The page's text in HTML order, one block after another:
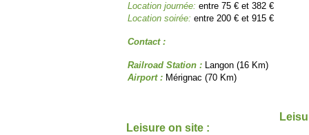
Location journée: entre 75 € et 382 €
Location soirée: entre 200 € et 915 €
Contact :
Railroad Station : Langon (16 Km)
Airport : Mérignac (70 Km)
Leisure on site :